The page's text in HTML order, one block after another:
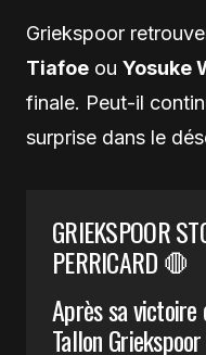
Griekspoor
Tiafoe ou Yosuke
finale. Peut-il
surprise dans le
GRIEKSPOOR
PERRICARD 🛑
Après sa victoire
Tallon